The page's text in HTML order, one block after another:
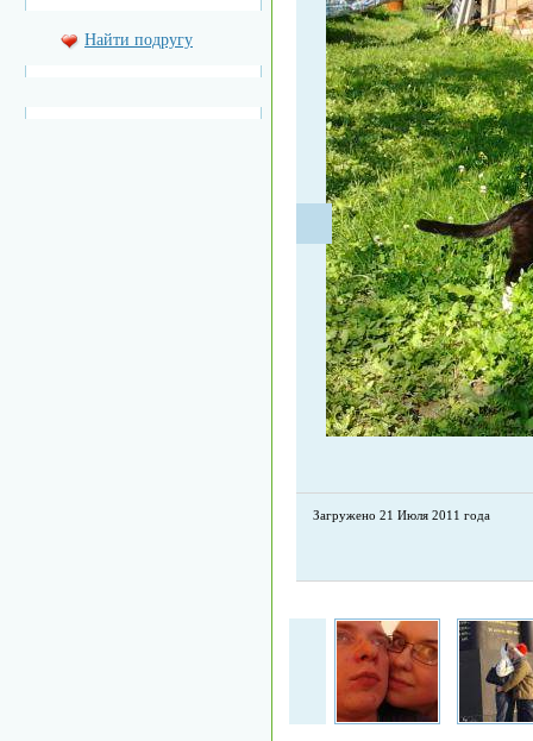
Найти подругу
Загружено 21 Июля 2011 года